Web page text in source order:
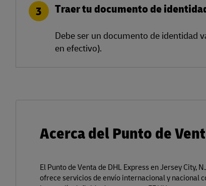
3 Traer tu documento de
Debe ser un documento de identidad
en efectivo).
Acerca del Punto de
El Punto de Venta de DHL Express en Jersey City,
ofrece servicios de envío internacional y nacional